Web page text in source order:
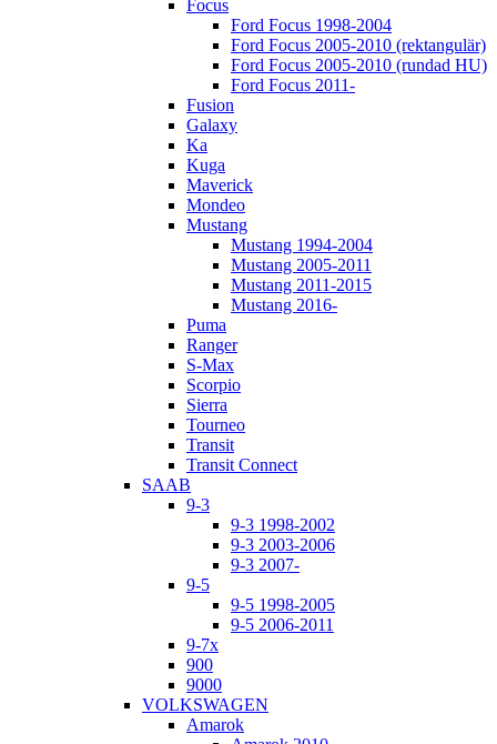
Focus
Ford Focus 1998-2004
Ford Focus 2005-2010 (rektangulär)
Ford Focus 2005-2010 (rundad HU)
Ford Focus 2011-
Fusion
Galaxy
Ka
Kuga
Maverick
Mondeo
Mustang
Mustang 1994-2004
Mustang 2005-2011
Mustang 2011-2015
Mustang 2016-
Puma
Ranger
S-Max
Scorpio
Sierra
Tourneo
Transit
Transit Connect
SAAB
9-3
9-3 1998-2002
9-3 2003-2006
9-3 2007-
9-5
9-5 1998-2005
9-5 2006-2011
9-7x
900
9000
VOLKSWAGEN
Amarok